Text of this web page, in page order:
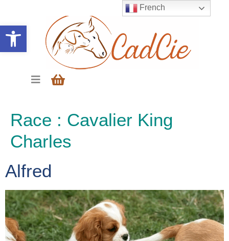
Ouvrir la barre d’outils
Race : Cavalier King
Charles
Alfred
French